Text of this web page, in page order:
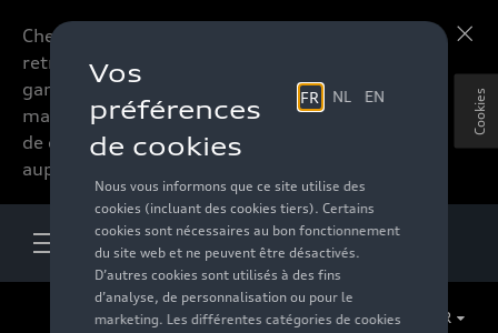
Chers accessoires-lovers,
retrouvez dorénavant toute la
gamme d’accessoires de votre
marque préférée sous forme
de catalogue à commander
auprès de votre distributeur.
FR
Cookies